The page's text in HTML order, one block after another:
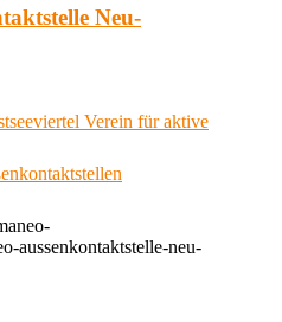
Neu-
Verein für aktive
aussenkontaktstelle-neu-